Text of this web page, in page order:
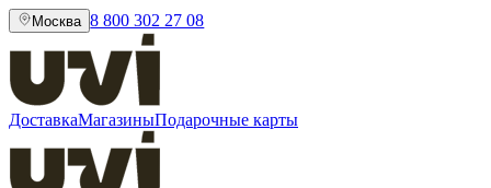
Москва 8 800 302 27 08
ДоставкаМагазиныПодарочные карты